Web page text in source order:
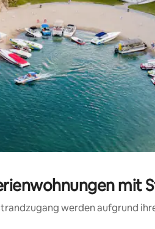
mit
werden aufgrund